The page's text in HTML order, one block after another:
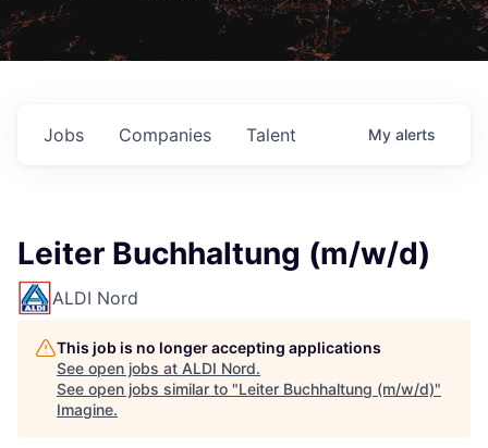
Jobs Companies Talent My alerts
Leiter Buchhaltung (m/w/d)
ALDI Nord
This job is no longer accepting applications
See open jobs at ALDI Nord.
See open jobs similar to "Leiter Buchhaltung (m/w/d)"
Imagine.